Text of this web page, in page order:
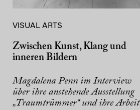
VISUAL ARTS
Zwischen Kunst, Klang und
inneren Bildern
Magdalena Penn im Interview
über ihre anstehende Ausstellung
„Traumtrümmer“ und ihre Arbeit